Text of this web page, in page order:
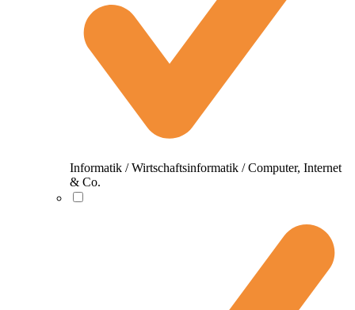
Informatik / Wirtschaftsinformatik / Computer, Internet
& Co.